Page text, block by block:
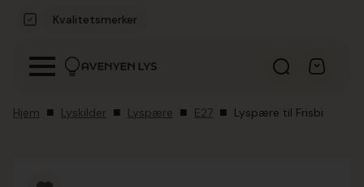
Kvalitetsmerker
Hjem Lyskilder Lyspære E27 Lyspære til Frisbi